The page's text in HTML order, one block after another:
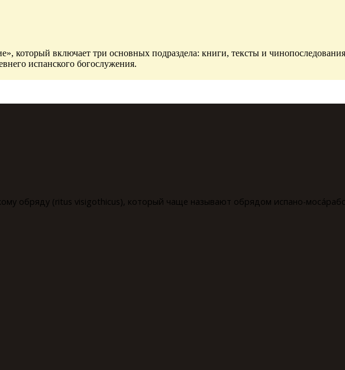
который включает три основных подраздела: книги, тексты и
испанского богослужения.
обряду (ritus visigothicus), который чаще называют обрядом испано-